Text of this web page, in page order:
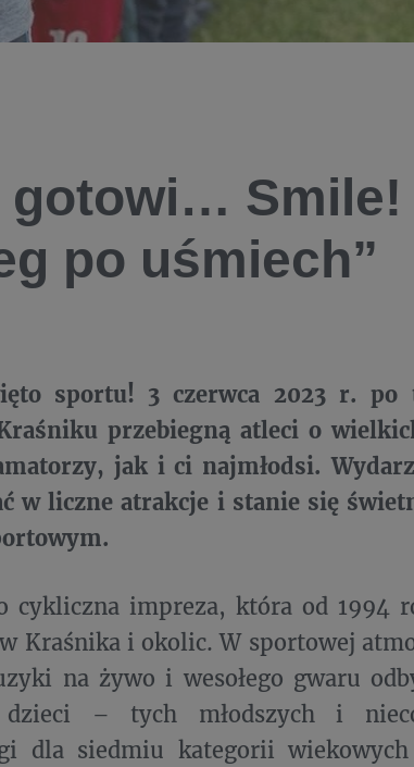
gotowi… Smile!
po uśmiech”
sportu! 3 czerwca 2023 r. po
przebiegną atleci o
jak i ci najmłodsi.
w liczne atrakcje i stanie się
cykliczna impreza, która od 1994
Kraśnika i okolic. W sportowej
na żywo i wesołego gwaru
– tych młodszych i
dla siedmiu kategorii wiekowych